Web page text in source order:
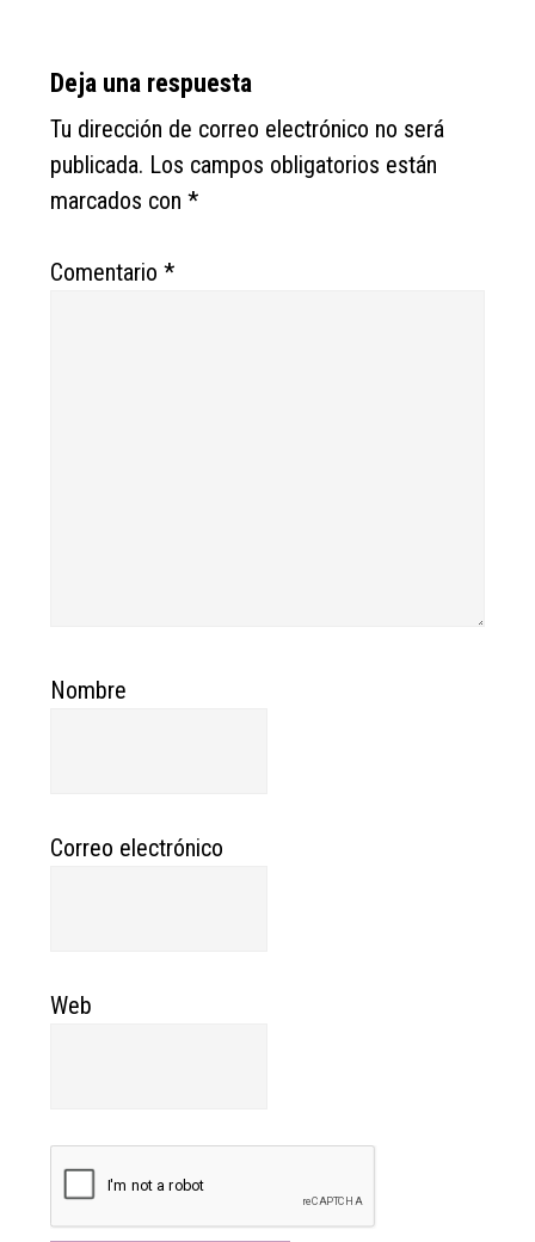
Reader
Interactions
Deja una respuesta
Tu dirección de correo electrónico no será
publicada. Los campos obligatorios están
marcados con*
Comentario*
Nombre
Correo electrónico
Web